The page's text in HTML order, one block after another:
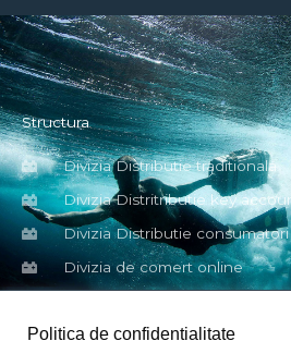
Structura
Divizia Distributie traditionala
Divizia Distritributie key
Divizia Distributie
Divizia de comert online
Politica de confidentialitate